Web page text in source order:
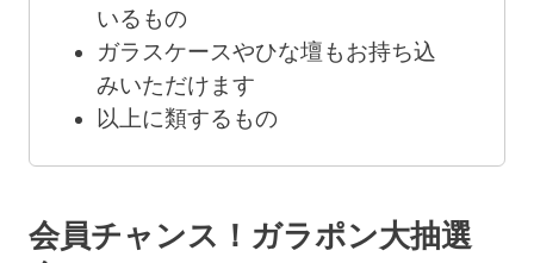
いるもの
ガラスケースやひな壇もお持ち込
みいただけます
以上に類するもの
会員チャンス！ガラポン大抽選